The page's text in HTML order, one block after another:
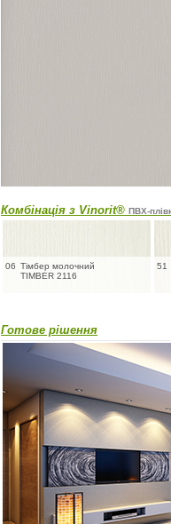
Комбінація з Vinorit® ПВХ-
06 Тімбер молочний
TIMBER 2116
51
Готове рішення